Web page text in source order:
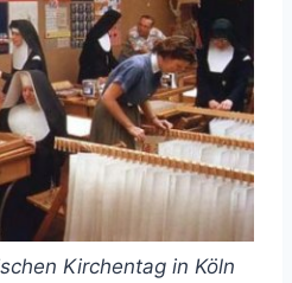
Kirchentag in Köln